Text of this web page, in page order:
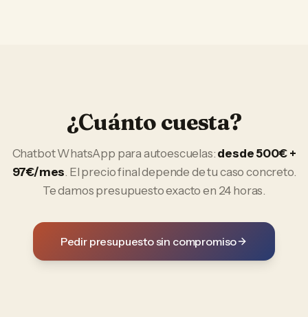
¿Cuánto cuesta?
Chatbot WhatsApp paraautoescuelas: desde 500€ +
97€/mes. El precio final depende de tu caso concreto.
Te damos presupuesto exacto en 24 horas.
Pedir presupuesto sin compromiso